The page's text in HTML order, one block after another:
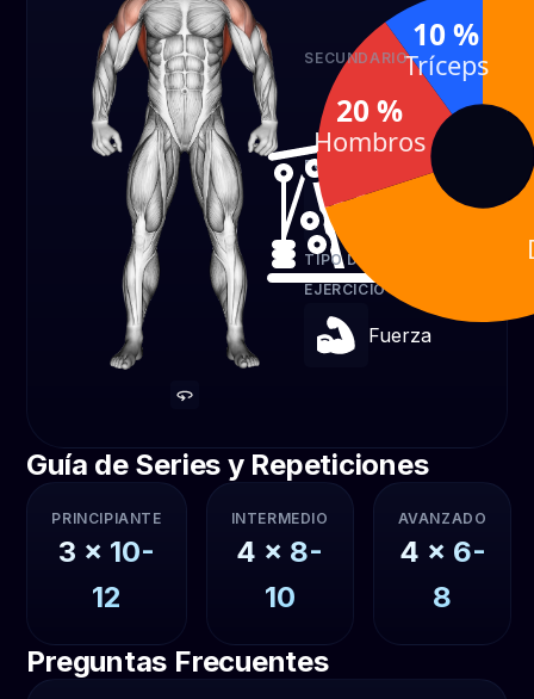
70 %
SECUNDARIO
Hombros
20 %
EQUIPO
TIPO DE
EJERCICIO
Fuerza
20 %
Hombros
10 %
Tríceps
Guía de Series y Repeticiones
PRINCIPIANTE
3 x 10-
12
INTERMEDIO
4 x 8-
10
AVANZADO
4 x 6-
8
Preguntas Frecuentes